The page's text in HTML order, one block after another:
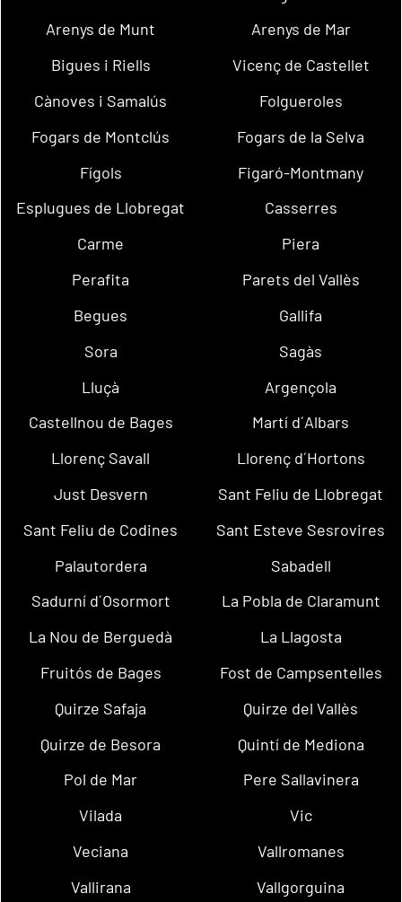
Arenys de Munt
Arenys de Mar
Bigues i Riells
Vicenç de Castellet
Cànoves i Samalús
Folgueroles
Fogars de Montclús
Fogars de la Selva
Fígols
Figaró-Montmany
Esplugues de Llobregat
Casserres
Carme
Piera
Perafita
Parets del Vallès
Begues
Gallifa
Sora
Sagàs
Lluçà
Argençola
Castellnou de Bages
Martí d´Albars
Llorenç Savall
Llorenç d´Hortons
Just Desvern
Sant Feliu de Llobregat
Sant Feliu de Codines
Sant Esteve Sesrovires
Palautordera
Sabadell
Sadurní d´Osormort
La Pobla de Claramunt
La Nou de Berguedà
La Llagosta
Fruitós de Bages
Fost de Campsentelles
Quirze Safaja
Quirze del Vallès
Quirze de Besora
Quintí de Mediona
Pol de Mar
Pere Sallavinera
Vilada
Vic
Veciana
Vallromanes
Vallirana
Vallgorguina